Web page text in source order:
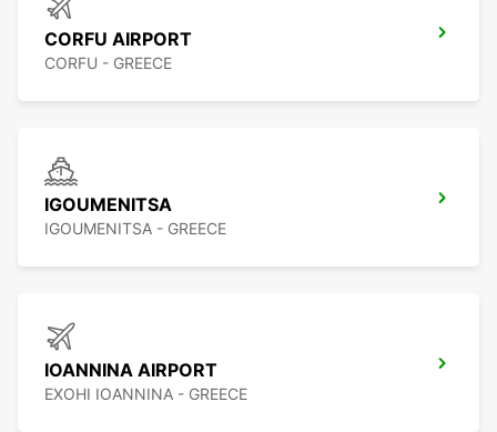
CORFU AIRPORT
CORFU - GREECE
IGOUMENITSA
IGOUMENITSA - GREECE
IOANNINA AIRPORT
EXOHI IOANNINA - GREECE